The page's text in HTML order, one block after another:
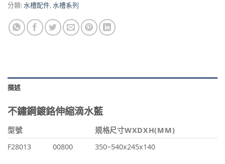
分類:水槽配件,水槽系列
描述
不鏽鋼鍍鉻伸縮滴水藍
型號
規格尺寸WXDXH(MM)
F28013
00800 350~540x245x140